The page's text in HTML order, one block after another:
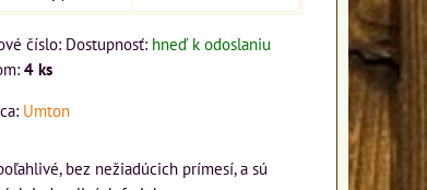
číslo: Dostupnosť: hneď k odoslaniu
4 ks
Umton
bez nežiadúcich prímesí, a sú